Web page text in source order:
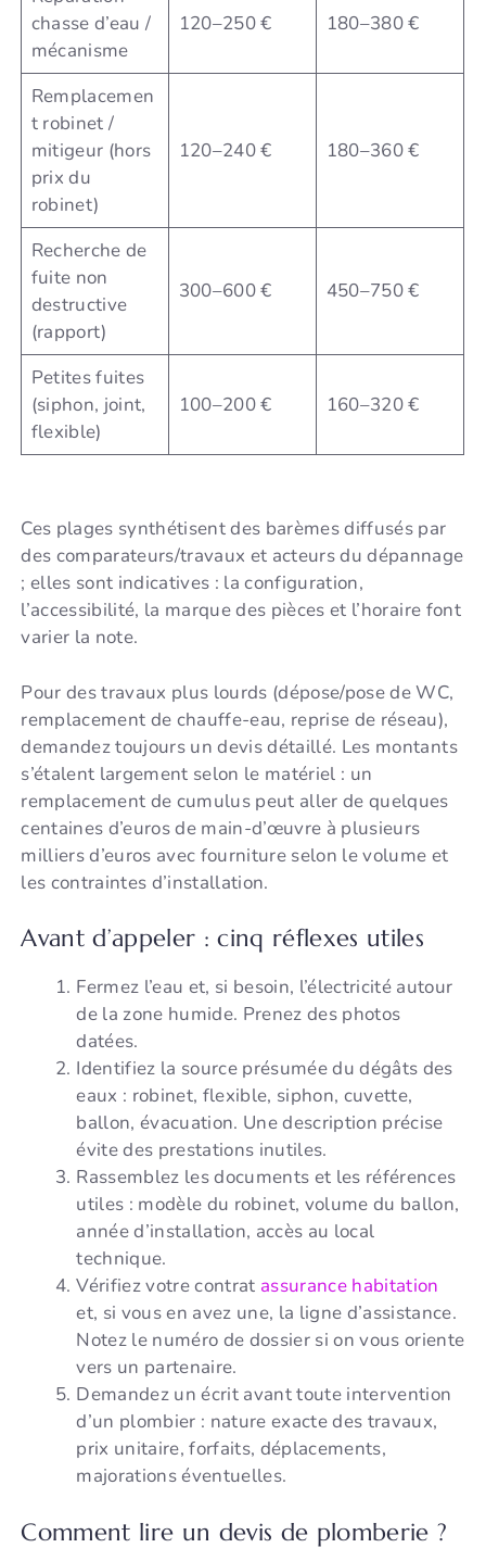
chasse d’eau /
mécanisme
120–250 € 180–380 €
Remplacemen
t robinet /
mitigeur (hors
prix du
robinet)
120–240 € 180–360 €
Recherche de
fuite non
destructive
(rapport)
300–600 € 450–750 €
Petites fuites
(siphon, joint,
flexible)
100–200 € 160–320 €
Ces plages synthétisent des barèmes diffusés par
des comparateurs/travaux et acteurs du dépannage
; elles sont indicatives : la configuration,
l’accessibilité, la marque des pièces et l’horaire font
varier la note.
Pour des travaux plus lourds (dépose/pose de WC,
remplacement de chauffe-eau, reprise de réseau),
demandez toujours un devis détaillé. Les montants
s’étalent largement selon le matériel : un
remplacement de cumulus peut aller de quelques
centaines d’euros de main-d’œuvre à plusieurs
milliers d’euros avec fourniture selon le volume et
les contraintes d’installation.
Avant d’appeler : cinq réflexes utiles
Fermez l’eau et, si besoin, l’électricité autour
de la zone humide. Prenez des photos
datées.
Identifiez la source présumée du dégâts des
eaux : robinet, flexible, siphon, cuvette,
ballon, évacuation. Une description précise
évite des prestations inutiles.
Rassemblez les documents et les références
utiles : modèle du robinet, volume du ballon,
année d’installation, accès au local
technique.
Vérifiez votre contrat assurance habitation
et, si vous en avez une, la ligne d’assistance.
Notez le numéro de dossier si on vous oriente
vers un partenaire.
Demandez un écrit avant toute intervention
d’un plombier : nature exacte des travaux,
prix unitaire, forfaits, déplacements,
majorations éventuelles.
Comment lire un devis de plomberie ?